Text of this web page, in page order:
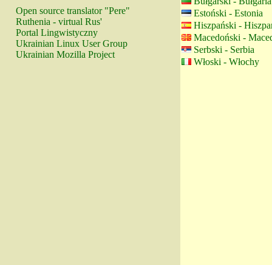
Open source translator "Pere"
Ruthenia - virtual Rus'
Portal Lingwistyczny
Ukrainian Linux User Group
Ukrainian Mozilla Project
Estoński - Estonia
Hiszpański -
Macedoński -
Serbski - Serbia
Włoski - Włochy